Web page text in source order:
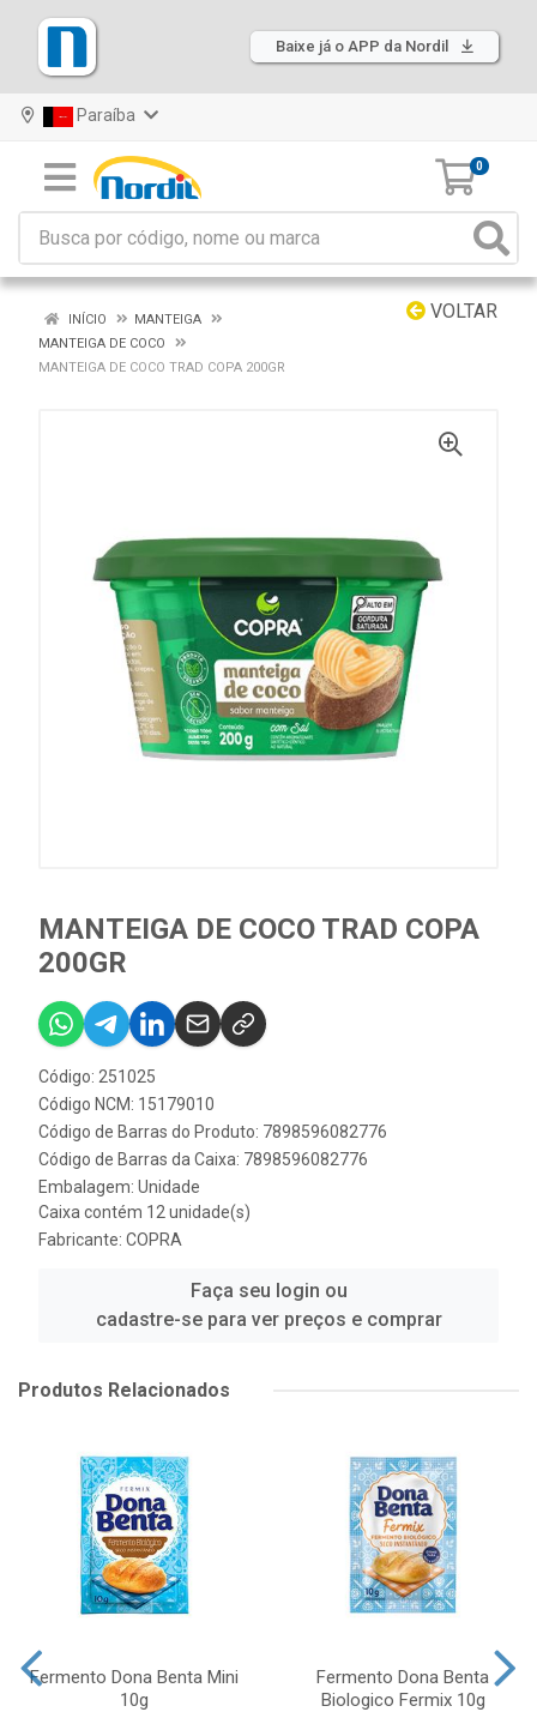
Baixe já o APP da Nordil
Paraíba
0
VOLTAR
INÍCIO
MANTEIGA
MANTEIGA DE COCO
MANTEIGA DE COCO TRAD COPA 200GR
MANTEIGA DE COCO TRAD COPA
200GR
Código: 251025
Código NCM: 15179010
Código de Barras do Produto: 7898596082776
Código de Barras da Caixa: 7898596082776
Embalagem: Unidade
Caixa contém 12 unidade(s)
Fabricante: COPRA
Faça seu login ou
cadastre-se para ver preços e comprar
Produtos Relacionados
Fermento Dona Benta Mini
10g
Fermento Dona Benta
Biologico Fermix 10g